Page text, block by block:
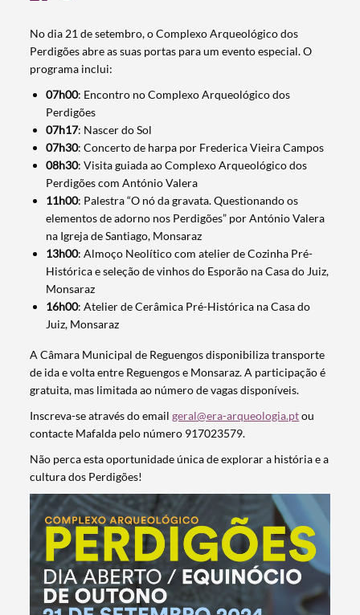
No dia 21 de setembro, o Complexo Arqueológico dos
Perdigões abre as suas portas para um evento especial. O
programa inclui:
07h00: Encontro no Complexo Arqueológico dos
Perdigões
07h17: Nascer do Sol
07h30: Concerto de harpa por Frederica Vieira Campos
08h30: Visita guiada ao Complexo Arqueológico dos
Perdigões com António Valera
11h00: Palestra “O nó da gravata. Questionando os
elementos de adorno nos Perdigões” por António Valera
na Igreja de Santiago, Monsaraz
13h00: Almoço Neolítico com atelier de Cozinha Pré-
Histórica e seleção de vinhos do Esporão na Casa do Juiz,
Monsaraz
16h00: Atelier de Cerâmica Pré-Histórica na Casa do
Juiz, Monsaraz
A Câmara Municipal de Reguengos disponibiliza transporte
de ida e volta entre Reguengos e Monsaraz. A participação é
gratuita, mas limitada ao número de vagas disponíveis.
Inscreva-se através do emailgeral@era-arqueologia.ptou
contacte Mafalda pelo número 917023579.
Não perca esta oportunidade única de explorar a história e a
cultura dos Perdigões!